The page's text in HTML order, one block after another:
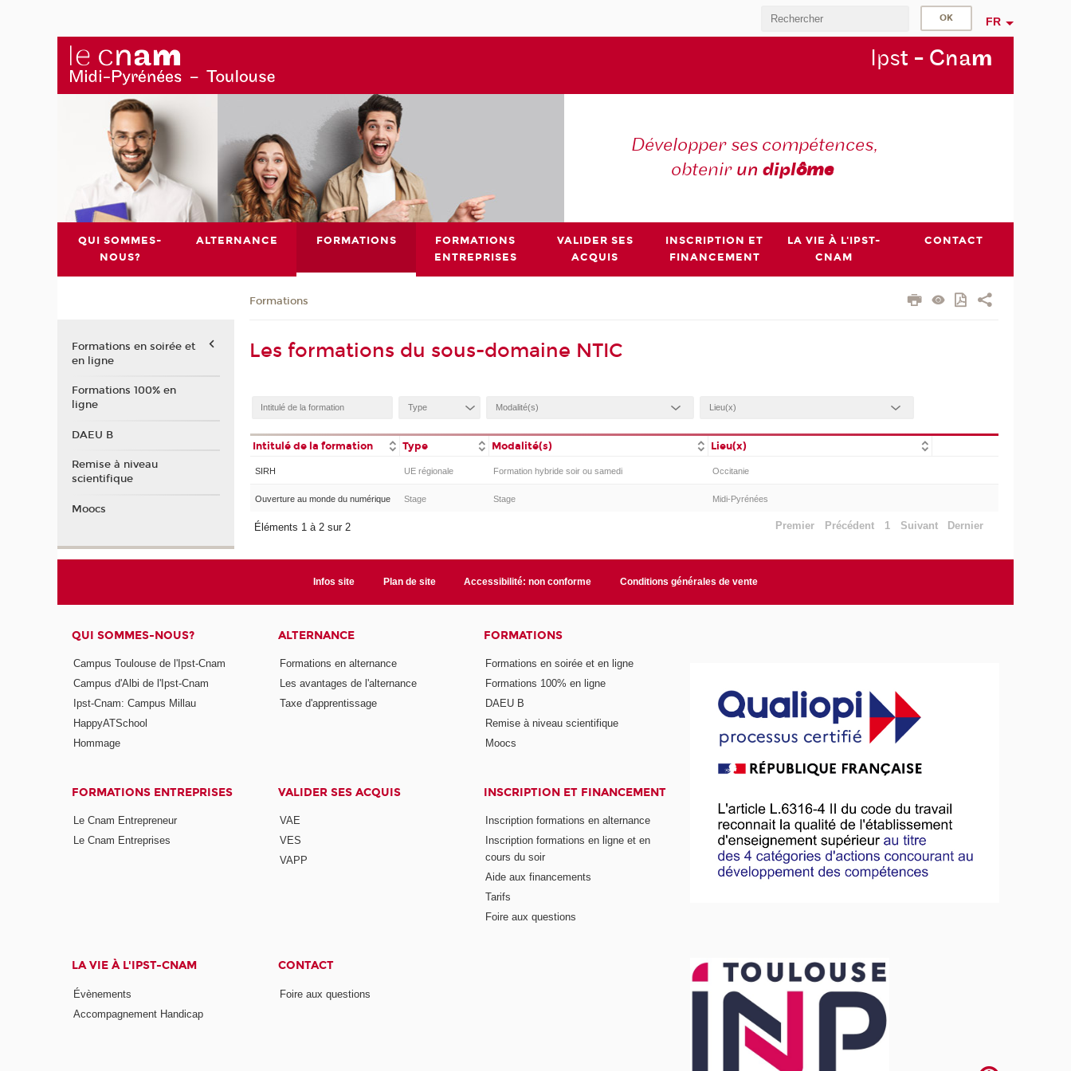
FR
Ipst - Cnam
Développer ses compétences,
obtenir undiplôme
QUI SOMMES-
NOUS?
ALTERNANCE FORMATIONS
FORMATIONS
ENTREPRISES
VALIDER SES
ACQUIS
INSCRIPTION ET
FINANCEMENT
LA VIE À L'IPST-
CNAM
CONTACT
Formations
Les formations du sous-domaine NTIC
Intitulé de la formation Type Modalité(s) Lieu(x)
SIRH UE régionale Formation hybride soir ou samedi Occitanie
Ouverture au monde du numérique Stage Stage Midi-Pyrénées
Éléments 1 à 2 sur 2 Premier Précédent 1 Suivant Dernier
Formations en soirée et
en ligne
Formations 100% en
ligne
DAEU B
Remise à niveau
scientifique
Moocs
Infos site Plan de site Accessibilité: non conforme Conditions générales de vente
QUI SOMMES-NOUS?
Campus Toulouse de l'Ipst-Cnam
Campus d'Albi de l'Ipst-Cnam
Ipst-Cnam: Campus Millau
HappyATSchool
Hommage
ALTERNANCE
Formations en alternance
Les avantages de l'alternance
Taxe d'apprentissage
FORMATIONS
Formations en soirée et en ligne
Formations 100% en ligne
DAEU B
Remise à niveau scientifique
Moocs
FORMATIONS ENTREPRISES
Le Cnam Entrepreneur
Le Cnam Entreprises
VALIDER SES ACQUIS
VAE
VES
VAPP
INSCRIPTION ET FINANCEMENT
Inscription formations en alternance
Inscription formations en ligne et en
cours du soir
Aide aux financements
Tarifs
Foire aux questions
LA VIE À L'IPST-CNAM
Évènements
Accompagnement Handicap
CONTACT
Foire aux questions